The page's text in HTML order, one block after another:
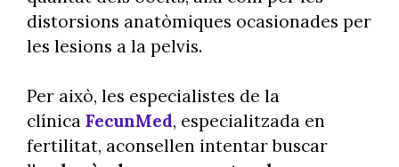
distorsions anatòmiques ocasionades per
les lesions a la pelvis.
Per això, les especialistes de la
clínicaFecunMed, especialitzada en
fertilitat, aconsellen intentar buscar